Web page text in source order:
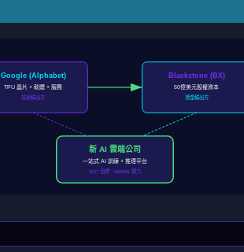
Google (Alphabet)
TPU 晶片 + 軟體 + 服務
技術輸出方
Blackstone (BX)
50億美元股權資本
資金輸出方
新 AI 雲端公司
一站式 AI 訓練 + 推理平台
2027 目標：500MW 算力